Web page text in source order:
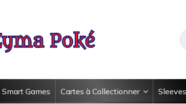
Smart Games Cartes à Collectionner Sleeves